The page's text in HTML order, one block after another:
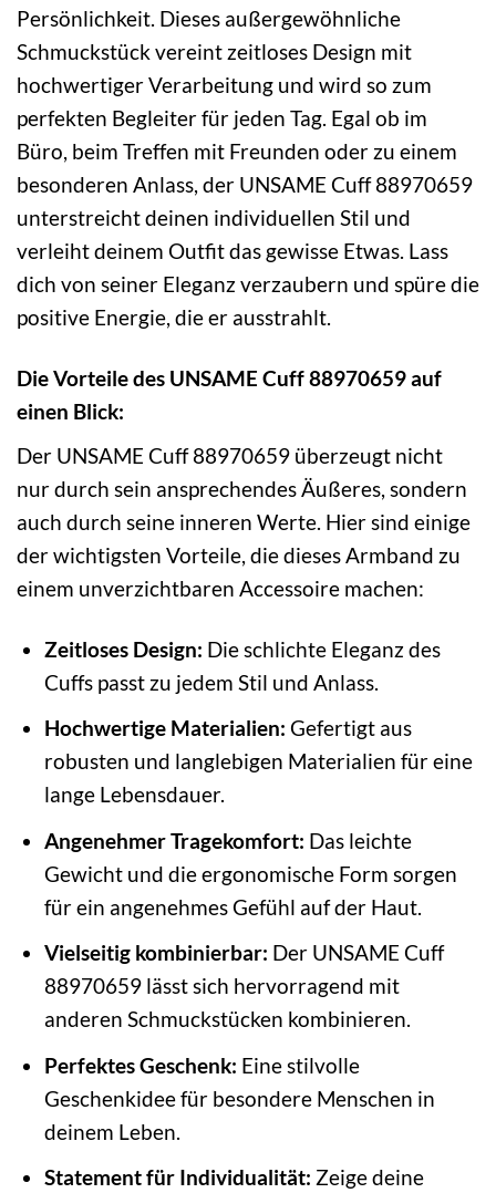
Persönlichkeit. Dieses außergewöhnliche
Schmuckstück vereint zeitloses Design mit
hochwertiger Verarbeitung und wird so zum
perfekten Begleiter für jeden Tag. Egal ob im
Büro, beim Treffen mit Freunden oder zu einem
besonderen Anlass, der UNSAME Cuff 88970659
unterstreicht deinen individuellen Stil und
verleiht deinem Outfit das gewisse Etwas. Lass
dich von seiner Eleganz verzaubern und spüre die
positive Energie, die er ausstrahlt.
Die Vorteile des UNSAME Cuff 88970659 auf
einen Blick:
Der UNSAME Cuff 88970659 überzeugt nicht
nur durch sein ansprechendes Äußeres, sondern
auch durch seine inneren Werte. Hier sind einige
der wichtigsten Vorteile, die dieses Armband zu
einem unverzichtbaren Accessoire machen:
Zeitloses Design: Die schlichte Eleganz des
Cuffs passt zu jedem Stil und Anlass.
Hochwertige Materialien: Gefertigt aus
robusten und langlebigen Materialien für eine
lange Lebensdauer.
Angenehmer Tragekomfort: Das leichte
Gewicht und die ergonomische Form sorgen
für ein angenehmes Gefühl auf der Haut.
Vielseitig kombinierbar: Der UNSAME Cuff
88970659 lässt sich hervorragend mit
anderen Schmuckstücken kombinieren.
Perfektes Geschenk: Eine stilvolle
Geschenkidee für besondere Menschen in
deinem Leben.
Statement für Individualität: Zeige deine